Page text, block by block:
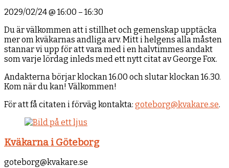
2029/02/24@ 16:00 – 16:30
Du är välkommen att i stillhet och gemenskap upptäcka
mer om kväkarnas andliga arv. Mitt i helgens alla måsten
stannar vi upp för att vara med i en halvtimmes andakt
som varje lördag inleds med ett nytt citat av George Fox.
Andakterna börjar klockan 16.00 och slutar klockan 16.30.
Kom när du kan! Välkommen!
För att få citaten i förväg kontakta: goteborg@kvakare.se.
Kväkarna i Göteborg
goteborg@kvakare.se